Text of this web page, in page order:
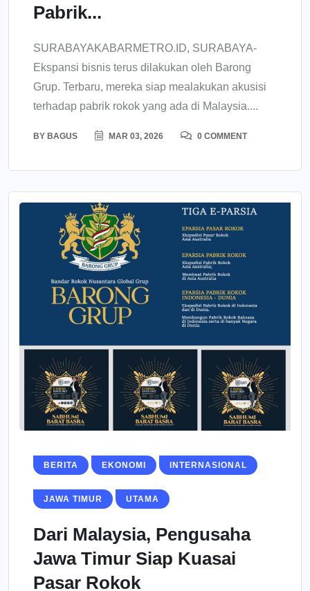
Pabrik...
SURABAYAKABARMETRO.ID, SURABAYA-
Ekspansi bisnis terus dilakukan oleh Barong
Grup. Terbaru, mereka siap mealakukan akusisi
terhadap pabrik rokok yang ada di Malaysia....
BY BAGUS MAR 03, 2026 0 COMMENT
BERITA EKONOMI INTERNASIONAL
JAWA TIMUR UTAMA
Dari Malaysia, Pengusaha
Jawa Timur Siap Kuasai
Pasar Rokok